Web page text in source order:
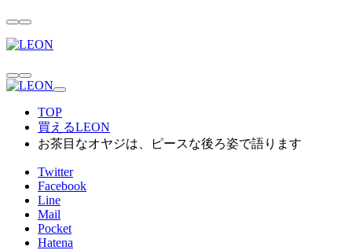
TOP
買えるLEON
お茶目なオヤジは、ピースな後ろ姿で語ります
Twitter
Facebook
Line
Mail
Pocket
Hatena